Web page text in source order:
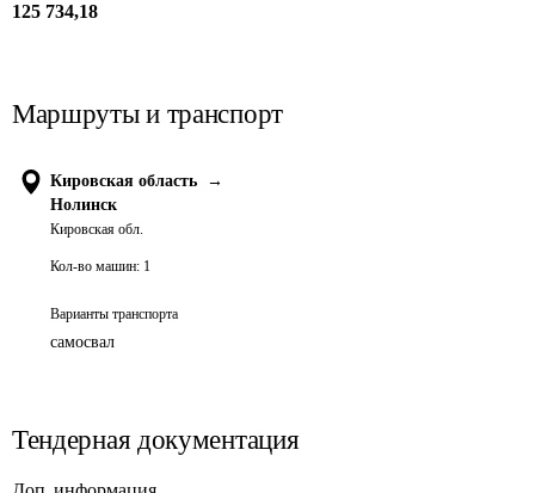
125 734,18
Маршруты и транспорт
Кировская область
→
Нолинск
Кировская обл.
Кол-во машин: 1
Варианты транспорта
самосвал
Тендерная документация